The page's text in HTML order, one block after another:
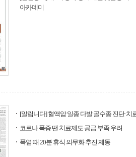
아카데미
[알립니다] 혈액암 일종 다발 골수종 진단·치
코로나 폭증 땐 치료제도 공급 부족 우려
폭염 때 20분 휴식 의무화 추진 제동